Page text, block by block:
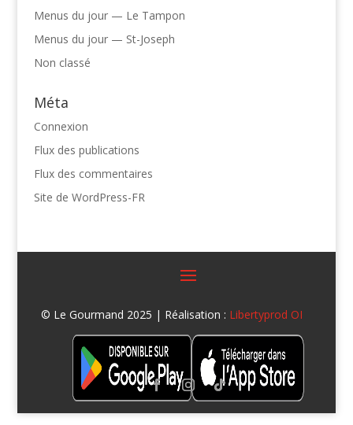
Menus du jour — Le Tampon
Menus du jour — St-Joseph
Non classé
Méta
Connexion
Flux des publications
Flux des commentaires
Site de WordPress-FR
© Le Gourmand 2025 | Réalisation : Libertyprod OI